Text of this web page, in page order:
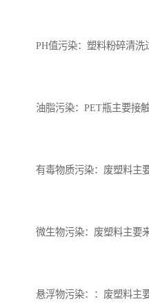
PH值污染：塑料粉碎清
油脂污染：PET瓶主要接
有毒物质污染：废塑料主
微生物污染：废塑料主要
悬浮物污染：：废塑料主